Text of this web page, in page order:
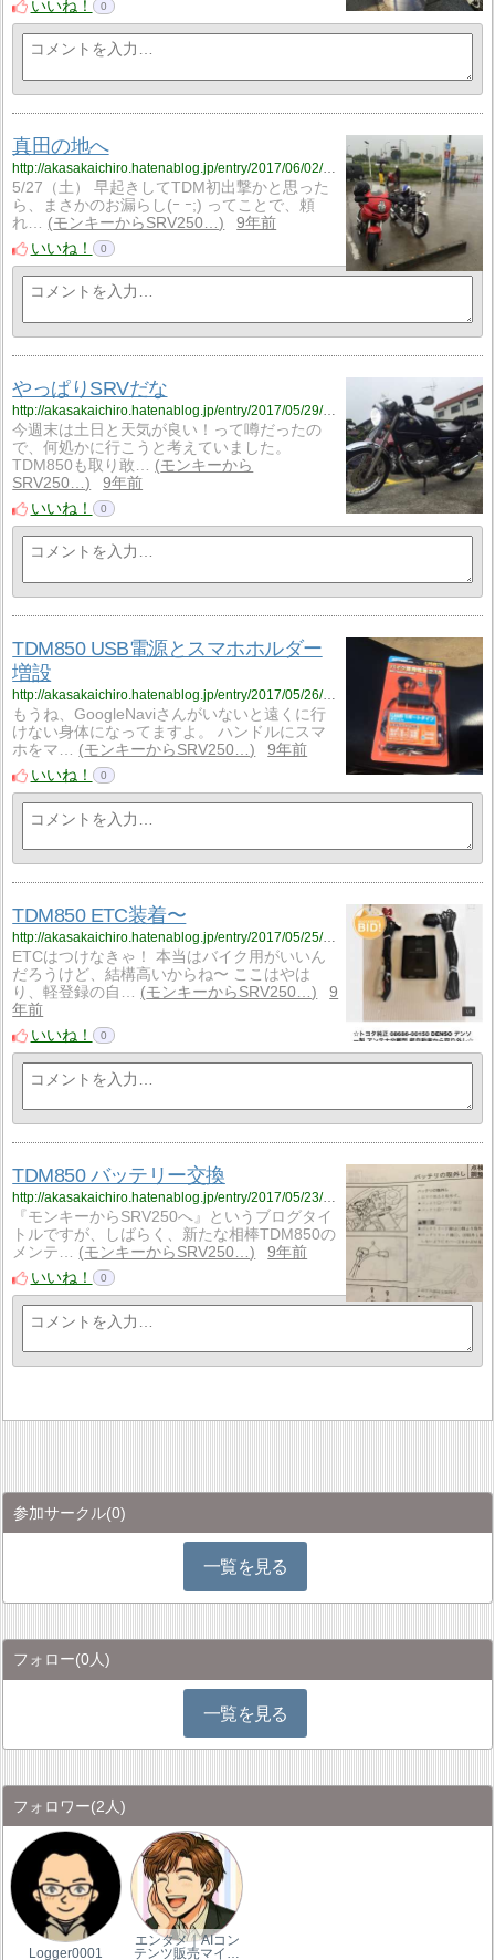
いいね！
0
真田の地へ
http://akasakaichiro.hatenablog.jp/entry/2017/06/02/072450
5/27（土） 早起きしてTDM初出撃かと思った
ら、まさかのお漏らし(ｰ ｰ;) ってことで、頼
れ…
モンキーからSRV250…
9年前
いいね！
0
やっぱりSRVだな
http://akasakaichiro.hatenablog.jp/entry/2017/05/29/204727
今週末は土日と天気が良い！って噂だったの
で、何処かに行こうと考えていました。
TDM850も取り敢…
モンキーから
SRV250…
9年前
いいね！
0
TDM850 USB電源とスマホホルダー
増設
http://akasakaichiro.hatenablog.jp/entry/2017/05/26/222814
もうね、GoogleNaviさんがいないと遠くに行
けない身体になってますよ。 ハンドルにスマ
ホをマ…
モンキーからSRV250…
9年前
いいね！
0
TDM850 ETC装着〜
http://akasakaichiro.hatenablog.jp/entry/2017/05/25/215932
ETCはつけなきゃ！ 本当はバイク用がいいん
だろうけど、結構高いからね〜 ここはやは
り、軽登録の自…
モンキーからSRV250…
9
年前
いいね！
0
TDM850 バッテリー交換
http://akasakaichiro.hatenablog.jp/entry/2017/05/23/223803
『モンキーからSRV250へ』というブログタイ
トルですが、しばらく、新たな相棒TDM850の
メンテ…
モンキーからSRV250…
9年前
いいね！
0
参加サークル(0)
一覧を見る
フォロー(0人)
一覧を見る
フォロワー(2人)
Logger0001
エンタメ｜AIコン
テンツ販売マイ…